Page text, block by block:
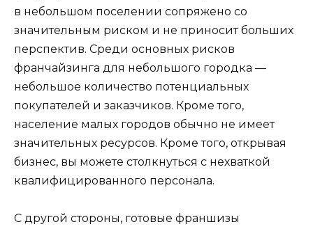
в небольшом поселении сопряжено со
значительным риском и не приносит больших
перспектив. Среди основных рисков
франчайзинга для небольшого городка —
небольшое количество потенциальных
покупателей и заказчиков. Кроме того,
население малых городов обычно не имеет
значительных ресурсов. Кроме того, открывая
бизнес, вы можете столкнуться с нехваткой
квалифицированного персонала.
С другой стороны, готовые франшизы